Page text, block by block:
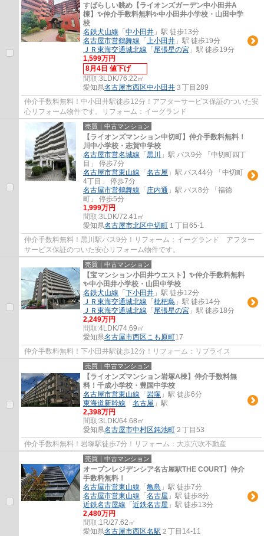
すばらしい眺め【ライオンズガーデン中小田井A
棟】✨️仲介手数料無料✨️中小田井小学校・山田中学
校
名鉄犬山線 「 中小田井 」駅 徒歩13分
名古屋市営鶴舞線 「 上小田井 」駅 徒歩19分
ＪＲ東海交通城北線 「 尾張星の宮 」駅 徒歩19分
1,599万円
8月4日 値下げ
間取:3LDK/76.22㎡
愛知県名古屋市西区中小田井 ３丁目289
仲介手数料無料！中小田井駅徒歩12分！アフターサービス保証のついた安
心リフォーム物件です。リフォーム：イーグランド
売買｜中古マンション
【ライオンズマンション中切町】仲介手数料無料！
川中小学校・志賀中学校
名古屋市営名城線 「 黒川
」駅 バス9分 「中切町四丁
目」 停歩7分
名古屋市営東山線 「 名古屋 」駅 バス44分 「中切町
4丁目」 停歩7分
名古屋市営鶴舞線 「 庄内通 」駅 バス8分 「福徳
町」 停歩5分
1,999万円
間取:3LDK/72.41㎡
愛知県名古屋市北区中切町 １丁目65-1
仲介手数料無料！黒川駅バス9分！リフォーム：イーグランド アフター
サービス保証のついた安心リフォーム物件です。
売買｜中古マンション
【宝マンション小田井ウエスト】✨️仲介手数料無料
✨️中小田井小学校・山田中学校
名鉄犬山線 「 下小田井 」駅 徒歩12分
ＪＲ東海交通城北線 「 枇杷島 」駅 徒歩14分
ＪＲ東海交通城北線 「 尾張星の宮 」駅 徒歩18分
2,249万円
間取:4LDK/74.69㎡
愛知県名古屋市西区こも原町17
仲介手数料無料！下小田井駅徒歩12分！リフォーム：リプライス
売買｜中古マンション
【ライオンズマンション岩塚A棟】仲介手数料無
料！千成小学校・豊国中学校
名古屋市営東山線 「 岩塚 」駅 徒歩6分
東海道新幹線 「 名古屋 」駅
2,398万円
間取:3LDK/64.68㎡
愛知県名古屋市中村区鈍池町 ２丁目53
仲介手数料無料！岩塚駅徒歩7分！リフォーム：大京穴吹不動産
売買｜中古マンション
オープンレジデンシア名古屋駅THE COURT】仲介
手数料無料！
名古屋市営東山線 「 亀島 」駅 徒歩7分
名古屋市営東山線 「 名古屋 」駅 徒歩8分
近鉄名古屋線 「 近鉄名古屋 」駅 徒歩13分
2,480万円
間取:1R/27.62㎡
愛知県名古屋市西区名駅 ２丁目14-11